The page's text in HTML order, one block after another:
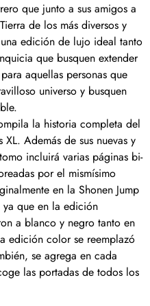
que junto a sus amigos a
de los más diversos y
edición de lujo ideal tanto
que busquen extender
aquellas personas que
universo y busquen
la historia completa del
Además de sus nuevas y
incluirá varias páginas bi-
por el mismísimo
en la Shonen Jump
ya que en la edición
a blanco y negro tanto en
edición color se reemplazó
se agrega en cada
las portadas de todos los